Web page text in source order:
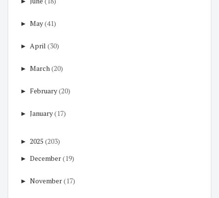
► May(41)
► April (30)
► March(20)
► February(20)
► January(17)
► 2025 (203)
► December(19)
► November(17)